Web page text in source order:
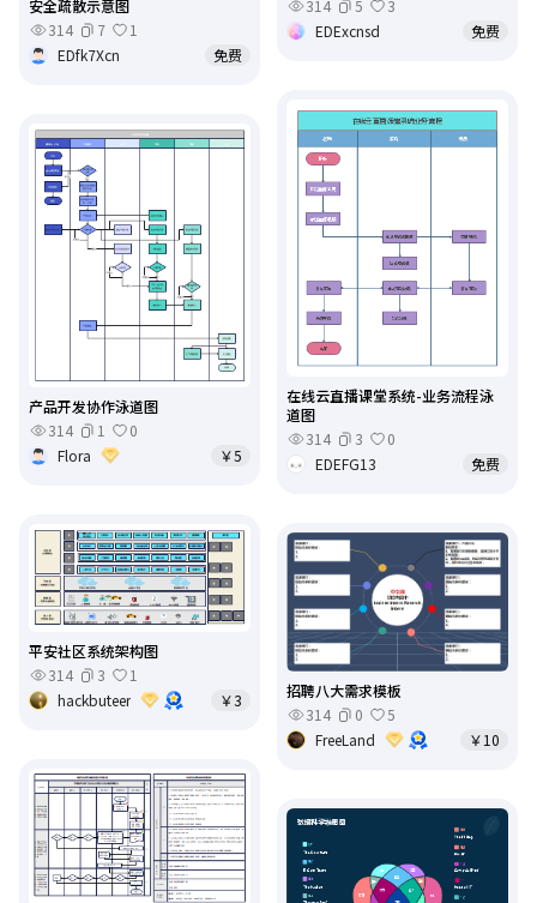
314
5
3
EDExcnsd
免费
安全疏散示意图
314
7
1
EDfk7Xcn
免费
在线云直播课堂系统-业务流程泳
道图
314
3
0
EDEFG13
免费
产品开发协作泳道图
314
1
0
Flora
￥5
平安社区系统架构图
314
3
1
hackbuteer
￥3
招聘八大需求模板
314
0
5
FreeLand
￥10